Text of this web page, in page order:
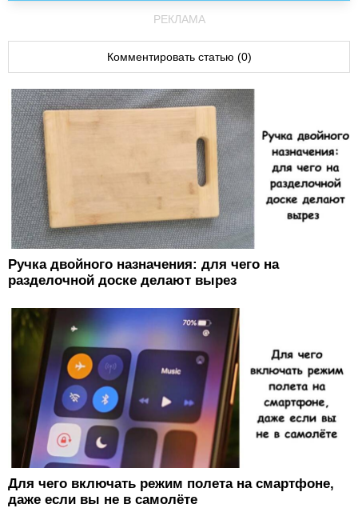
РЕКЛАМА
Комментировать статью (0)
Ручка двойного назначения: для чего на
разделочной доске делают вырез
Для чего включать режим полета на смартфоне,
даже если вы не в самолёте